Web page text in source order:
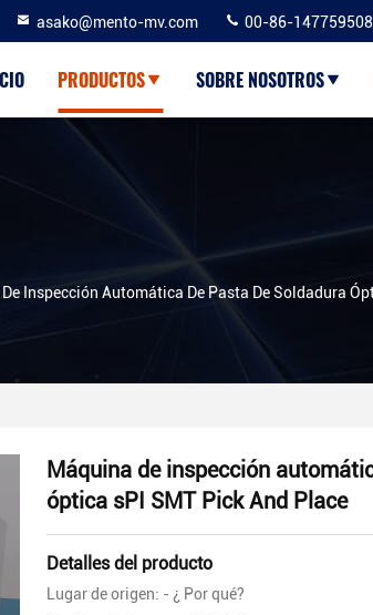
asako@mento-mv.com 00-86-
PRODUCTOS SOBRE NOSOTROS
Inspección Automática De Pasta De Soldadura
Máquina de inspección
óptica sPI SMT Pick And Place
Detalles del producto
Lugar de origen: - ¿ Por qué?